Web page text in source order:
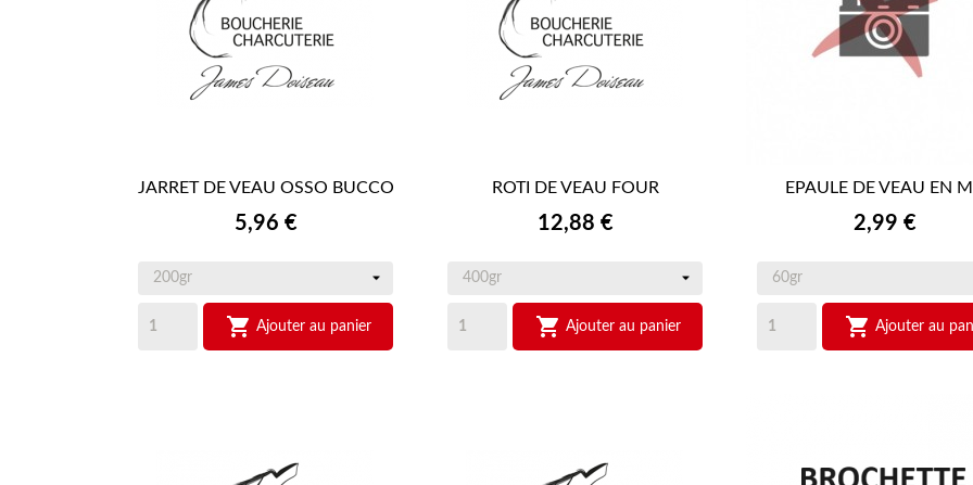
APERÇU RAPIDE
JARRET DE VEAU OSSO BUCCO
Prix
5,96 €
 Ajouter au panier
APERÇU RAPIDE
ROTI DE VEAU FOUR
Prix
12,88 €
 Ajouter au panier
APERÇU RAPIDE
EPAULE DE VEAU EN
Prix
2,99 €
 Ajouter au